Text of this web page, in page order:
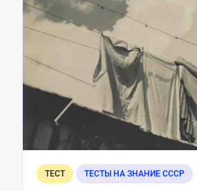
ТЕСТ ТЕСТЫ НА ЗНАНИЕ СССР